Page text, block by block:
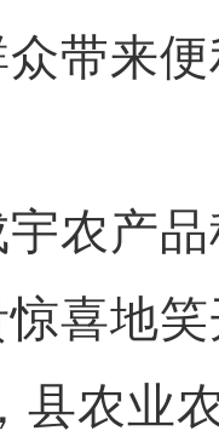
带来
产品
喜地
县农业